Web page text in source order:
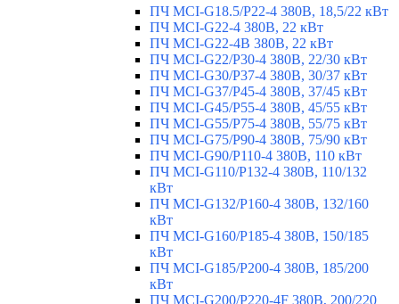
ПЧ MCI-G18.5/P22-4 380В, 18,5/22 кВт
ПЧ MCI-G22-4 380В, 22 кВт
ПЧ MCI-G22-4B 380В, 22 кВт
ПЧ MCI-G22/P30-4 380В, 22/30 кВт
ПЧ MCI-G30/P37-4 380В, 30/37 кВт
ПЧ MCI-G37/P45-4 380В, 37/45 кВт
ПЧ MCI-G45/P55-4 380В, 45/55 кВт
ПЧ MCI-G55/P75-4 380В, 55/75 кВт
ПЧ MCI-G75/P90-4 380В, 75/90 кВт
ПЧ MCI-G90/P110-4 380В, 110 кВт
ПЧ MCI-G110/P132-4 380В, 110/132
кВт
ПЧ MCI-G132/P160-4 380В, 132/160
кВт
ПЧ MCI-G160/P185-4 380В, 150/185
кВт
ПЧ MCI-G185/P200-4 380В, 185/200
кВт
ПЧ MCI-G200/P220-4F 380В, 200/220